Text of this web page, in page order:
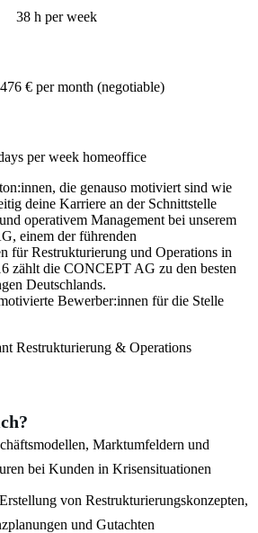
38 h per week
€ per month (negotiable)
per week homeoffice
die genauso motiviert sind wie
deine Karriere an der Schnittstelle
operativem Management bei unserem
einem der führenden
für Restrukturierung und Operations in
zählt die CONCEPT AG zu den besten
Deutschlands.
Bewerber:innen für die Stelle
Restrukturierung & Operations
Marktumfeldern und
bei Kunden in Krisensituationen
von Restrukturierungskonzepten,
und Gutachten